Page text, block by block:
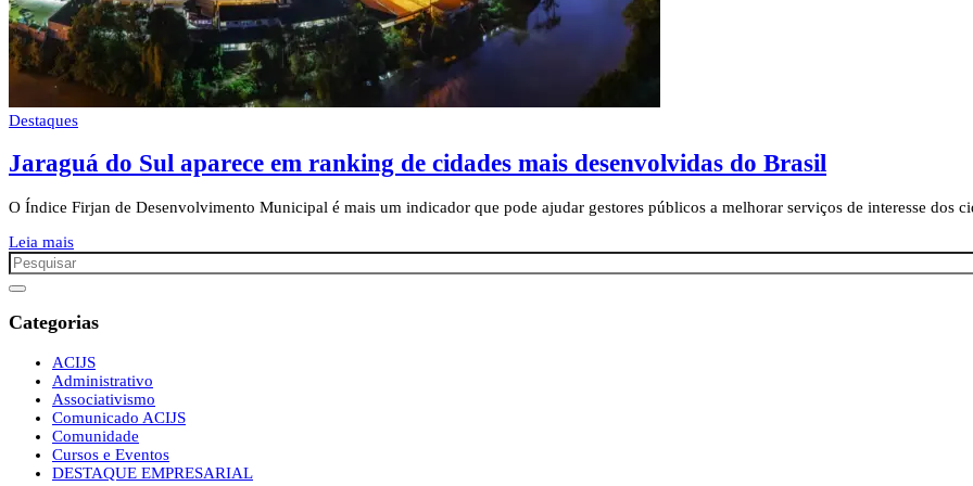
Destaques
Jaraguá do Sul aparece em ranking de cidades mais desenvolvidas do Brasil
O Índice Firjan de Desenvolvimento Municipal é mais um indicador que pode ajudar gestores públicos a melhorar serviços de interesse dos
Leia mais
Categorias
ACIJS
Administrativo
Associativismo
Comunicado ACIJS
Comunidade
Cursos e Eventos
DESTAQUE EMPRESARIAL